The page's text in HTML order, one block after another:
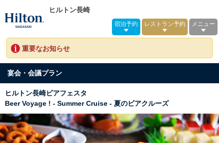
ヒルトン長崎
宿泊予約 レストラン予約 メニュー
重要なお知らせ
宴会・会議プラン
ヒルトン長崎ビアフェスタ
Beer Voyage ! - Summer Cruise - 夏のビアクルーズ